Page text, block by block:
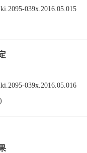
039x.2016.05.015
039x.2016.05.016
)